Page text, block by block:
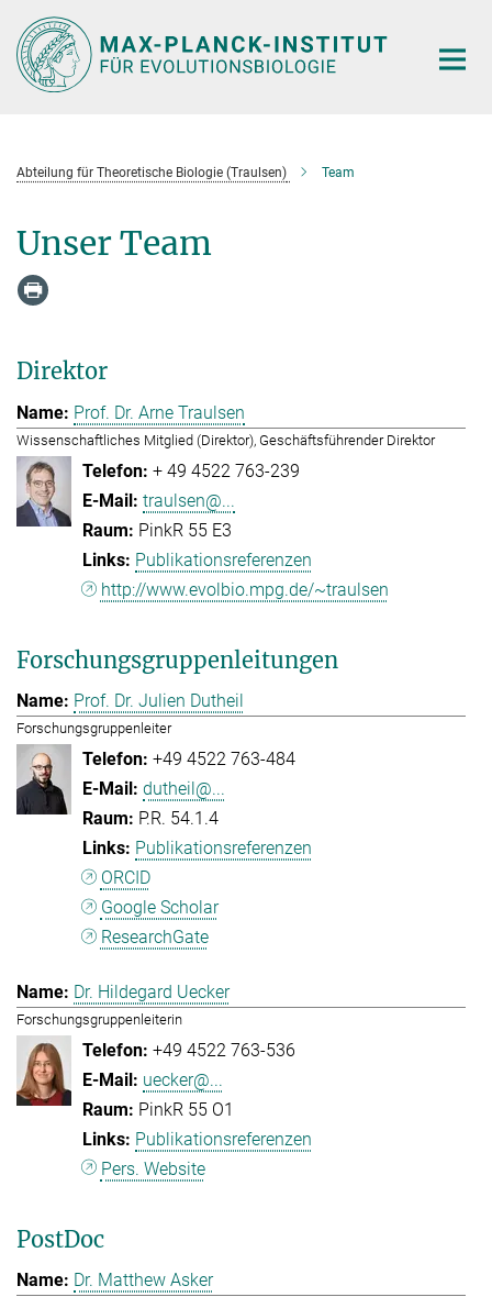
Hauptinhalt
Abteilung für Theoretische Biologie (Traulsen) Team
Unser Team
Direktor
Prof. Dr. Arne Traulsen
Wissenschaftliches Mitglied (Direktor), Geschäftsführender Direktor
+ 49 4522 763-239
traulsen@...
PinkR 55 E3
Publikationsreferenzen
http://www.evolbio.mpg.de/~traulsen
Forschungsgruppenleitungen
Prof. Dr. Julien Dutheil
Forschungsgruppenleiter
+49 4522 763-484
dutheil@...
P.R. 54.1.4
Publikationsreferenzen
ORCID
Google Scholar
ResearchGate
Dr. Hildegard Uecker
Forschungsgruppenleiterin
+49 4522 763-536
uecker@...
PinkR 55 O1
Publikationsreferenzen
Pers. Website
PostDoc
Dr. Matthew Asker